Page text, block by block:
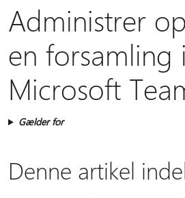
Administrer
en forsamling i
Microsoft
Gælder for
Denne artikel